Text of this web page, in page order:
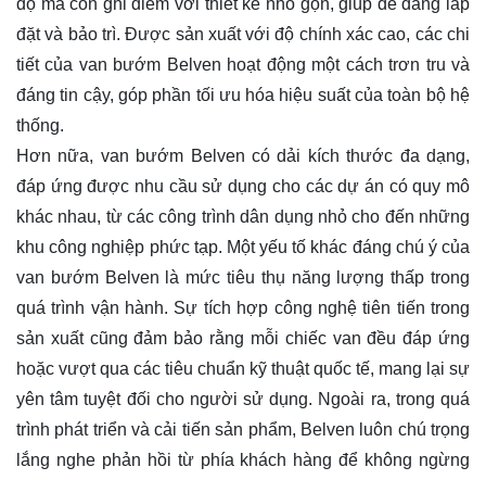
độ mà còn ghi điểm với thiết kế nhỏ gọn, giúp dễ dàng lắp
đặt và bảo trì. Được sản xuất với độ chính xác cao, các chi
tiết của van bướm Belven hoạt động một cách trơn tru và
đáng tin cậy, góp phần tối ưu hóa hiệu suất của toàn bộ hệ
thống.
Hơn nữa, van bướm Belven có dải kích thước đa dạng,
đáp ứng được nhu cầu sử dụng cho các dự án có quy mô
khác nhau, từ các công trình dân dụng nhỏ cho đến những
khu công nghiệp phức tạp. Một yếu tố khác đáng chú ý của
van bướm Belven là mức tiêu thụ năng lượng thấp trong
quá trình vận hành. Sự tích hợp công nghệ tiên tiến trong
sản xuất cũng đảm bảo rằng mỗi chiếc van đều đáp ứng
hoặc vượt qua các tiêu chuẩn kỹ thuật quốc tế, mang lại sự
yên tâm tuyệt đối cho người sử dụng. Ngoài ra, trong quá
trình phát triển và cải tiến sản phẩm, Belven luôn chú trọng
lắng nghe phản hồi từ phía khách hàng để không ngừng